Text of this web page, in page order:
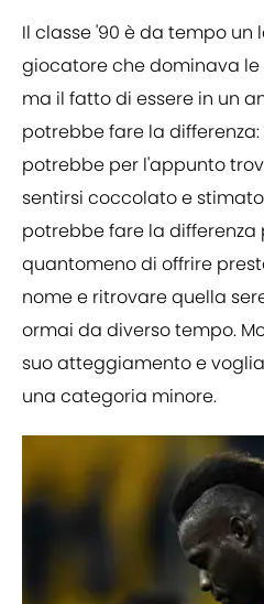
Il classe '90 è da tempo
giocatore che dominava
ma il fatto di essere in un
potrebbe fare la differenza:
potrebbe per l'appunto
sentirsi coccolato e
potrebbe fare la
quantomeno di offrire
nome e ritrovare quella
ormai da diverso tempo.
suo atteggiamento e
una categoria minore.